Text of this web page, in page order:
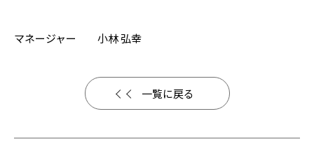
マネージャー 小林 弘幸
一覧に戻る